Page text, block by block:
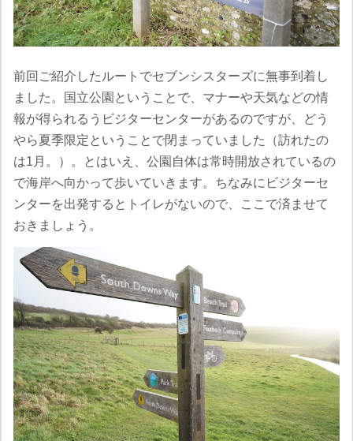
前回ご紹介したルートでセブンシスターズに無事到着し
ました。国立公園ということで、マナーや天気などの情
報が得られるうビジターセンターがあるのですが、どう
やら夏季限定ということで閉まっていました（訪れたの
は1月。）。とはいえ、公園自体は常時開放されているの
で海岸へ向かって歩いていきます。ちなみにビジターセ
ンターを出発するとトイレがないので、ここで済ませて
おきましょう。